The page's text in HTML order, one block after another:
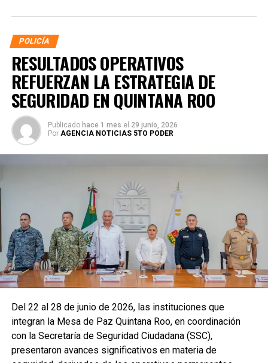
POLICÍA
RESULTADOS OPERATIVOS
REFUERZAN LA ESTRATEGIA DE
SEGURIDAD EN QUINTANA ROO
Publicado hace 1 mes el 29 junio, 2026
Por AGENCIA NOTICIAS 5TO PODER
Del 22 al 28 de junio de 2026, las instituciones que
integran la Mesa de Paz Quintana Roo, en coordinación
con la Secretaría de Seguridad Ciudadana (SSC),
presentaron avances significativos en materia de